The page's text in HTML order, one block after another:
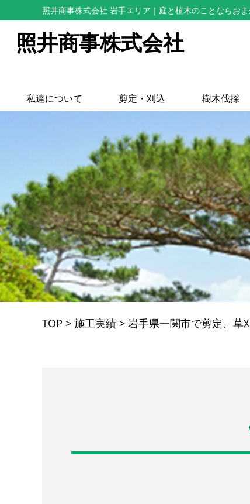
照井商事株式会社 岩手エリア ｜庭と植木のことならお
照井商事株式会社
私達について 剪定・刈込 樹木伐採
TOP > 施工実績 > 岩手県一関市で剪定、草